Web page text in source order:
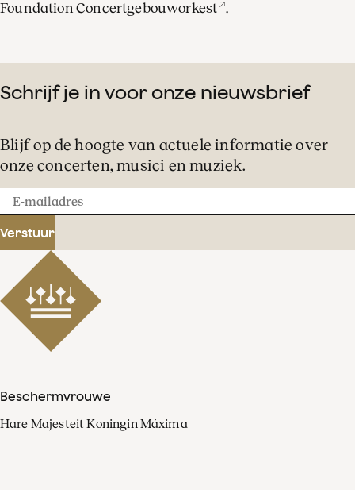
Foundation Concertgebouworkest .
Schrijf je in voor onze nieuwsbrief
Blijf op de hoogte van actuele informatie over
onze concerten, musici en muziek.
E-
mailadres
Verstuur
Beschermvrouwe
Hare Majesteit Koningin Máxima